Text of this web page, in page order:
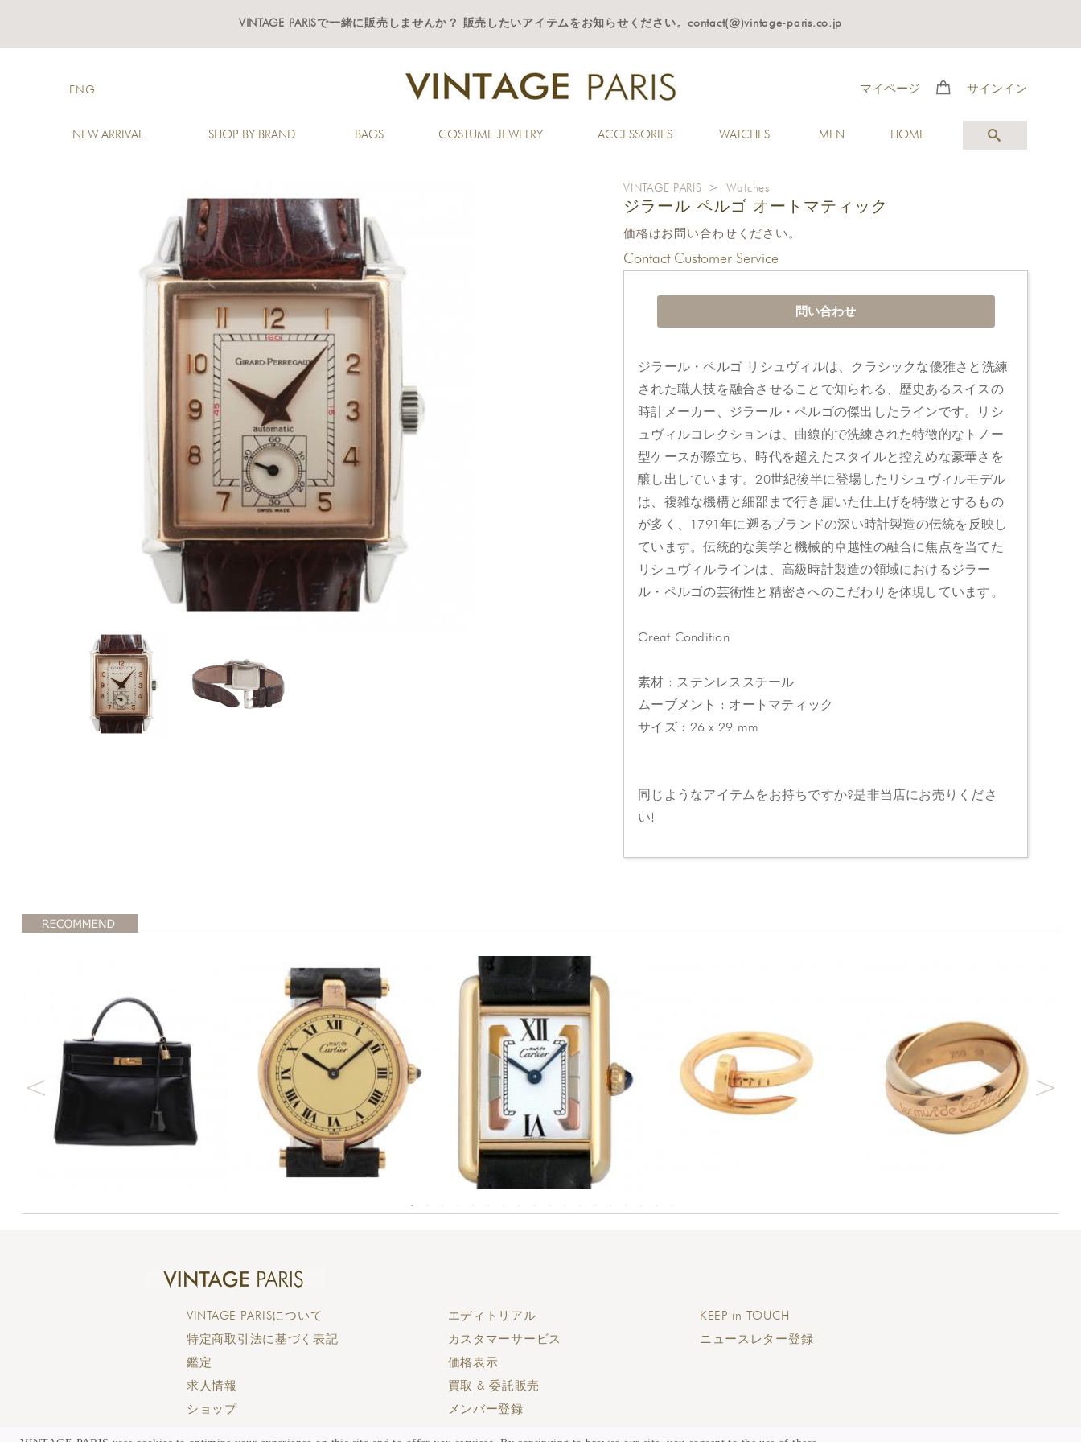
VINTAGE PARISで一緒に販売しませんか？ 販売したいアイテムをお知らせください。contact(@)vintage-paris.co.jp
ENG マイページ サインイン
NEW ARRIVAL SHOP BY BRAND BAGS COSTUME JEWELRY ACCESSORIES WATCHES MEN HOME
VINTAGE PARIS > Watches
ジラール ペルゴ オートマティック
価格はお問い合わせください。
Contact Customer Service
問い合わせ
ジラール・ペルゴ リシュヴィルは、クラシックな優雅さと洗練
された職人技を融合させることで知られる、歴史あるスイスの
時計メーカー、ジラール・ペルゴの傑出したラインです。リシ
ュヴィルコレクションは、曲線的で洗練された特徴的なトノー
型ケースが際立ち、時代を超えたスタイルと控えめな豪華さを
醸し出しています。20世紀後半に登場したリシュヴィルモデル
は、複雑な機構と細部まで行き届いた仕上げを特徴とするもの
が多く、1791年に遡るブランドの深い時計製造の伝統を反映し
ています。伝統的な美学と機械的卓越性の融合に焦点を当てた
リシュヴィルラインは、高級時計製造の領域におけるジラー
ル・ペルゴの芸術性と精密さへのこだわりを体現しています。
Great Condition
素材 : ステンレススチール
ムーブメント : オートマティック
サイズ : 26 x 29 mm
同じようなアイテムをお持ちですか?是非当店にお売りくださ
い!
VINTAGE PARISについて
特定商取引法に基づく表記
鑑定
求人情報
ショップ
エディトリアル
カスタマーサービス
価格表示
買取 & 委託販売
メンバー登録
KEEP in TOUCH
ニュースレター登録